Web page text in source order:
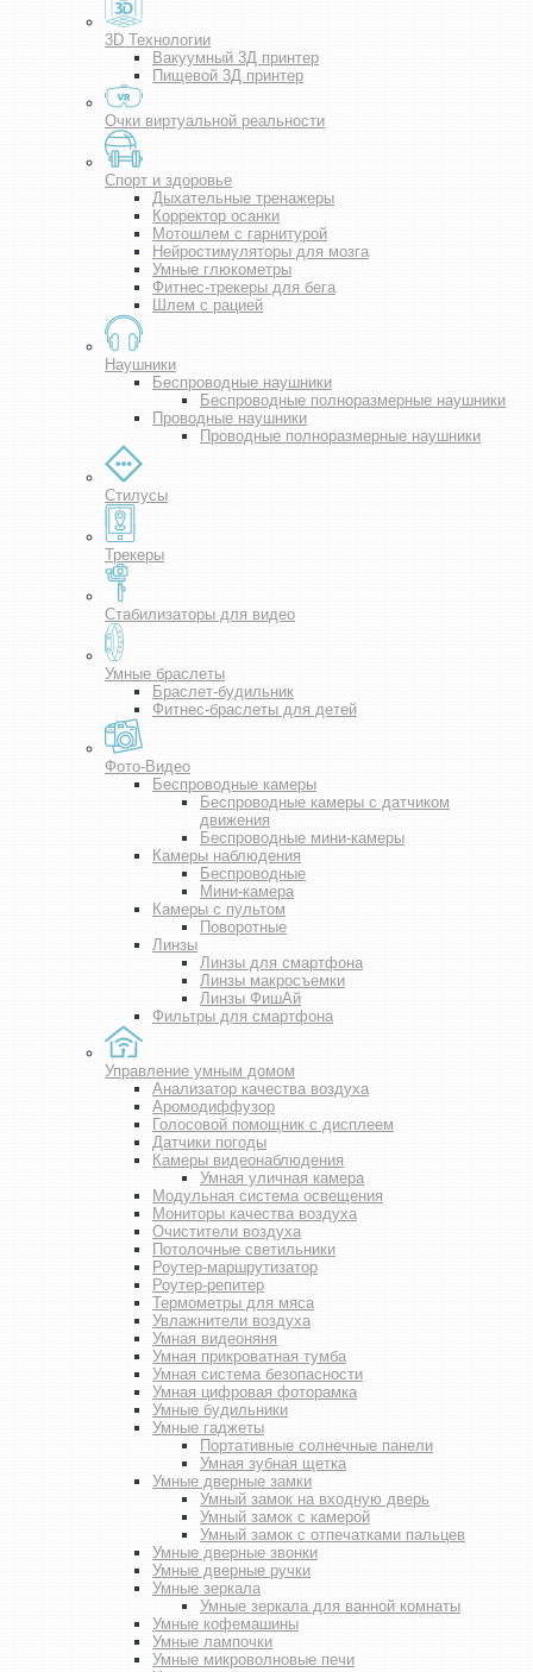
3D Технологии
Вакуумный 3Д принтер
Пищевой 3Д принтер
Очки виртуальной реальности
Спорт и здоровье
Дыхательные тренажеры
Корректор осанки
Мотошлем с гарнитурой
Нейростимуляторы для мозга
Умные глюкометры
Фитнес-трекеры для бега
Шлем с рацией
Наушники
Беспроводные наушники
Беспроводные полноразмерные наушники
Проводные наушники
Проводные полноразмерные наушники
Стилусы
Трекеры
Стабилизаторы для видео
Умные браслеты
Браслет-будильник
Фитнес-браслеты для детей
Фото-Видео
Беспроводные камеры
Беспроводные камеры с датчиком
движения
Беспроводные мини-камеры
Камеры наблюдения
Беспроводные
Мини-камера
Камеры с пультом
Поворотные
Линзы
Линзы для смартфона
Линзы макросъемки
Линзы ФишАй
Фильтры для смартфона
Управление умным домом
Анализатор качества воздуха
Аромодиффузор
Голосовой помощник с дисплеем
Датчики погоды
Камеры видеонаблюдения
Умная уличная камера
Модульная система освещения
Мониторы качества воздуха
Очистители воздуха
Потолочные светильники
Роутер-маршрутизатор
Роутер-репитер
Термометры для мяса
Увлажнители воздуха
Умная видеоняня
Умная прикроватная тумба
Умная система безопасности
Умная цифровая фоторамка
Умные будильники
Умные гаджеты
Портативные солнечные панели
Умная зубная щетка
Умные дверные замки
Умный замок на входную дверь
Умный замок с камерой
Умный замок с отпечатками пальцев
Умные дверные звонки
Умные дверные ручки
Умные зеркала
Умные зеркала для ванной комнаты
Умные кофемашины
Умные лампочки
Умные микроволновые печи